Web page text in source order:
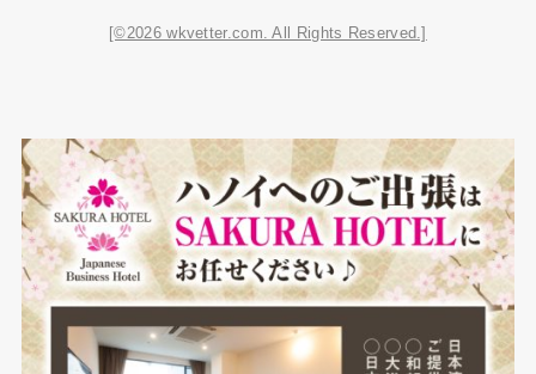
[©2026 wkvetter.com. All Rights Reserved.]